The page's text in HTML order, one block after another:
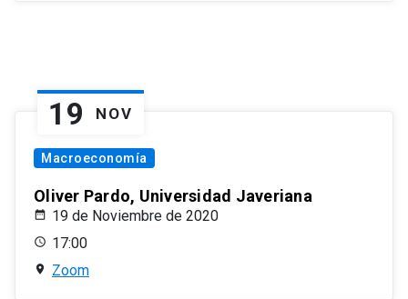
19 NOV
Macroeconomía
Oliver Pardo, Universidad Javeriana
19 de Noviembre de 2020
17:00
Zoom